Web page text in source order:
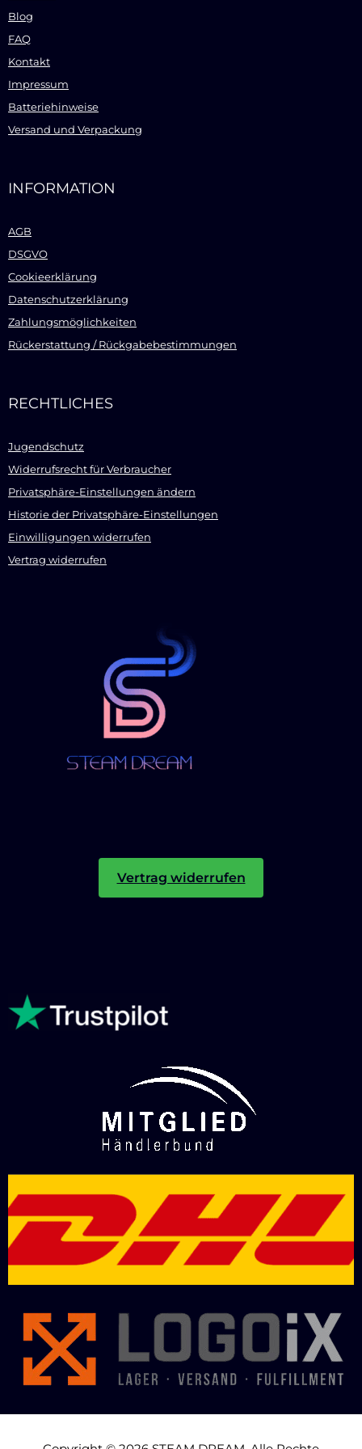
Blog
FAQ
Kontakt
Impressum
Batteriehinweise
Versand und Verpackung
INFORMATION
AGB
DSGVO
Cookieerklärung
Datenschutzerklärung
Zahlungsmöglichkeiten
Rückerstattung / Rückgabebestimmungen
RECHTLICHES
Jugendschutz
Widerrufsrecht für Verbraucher
Privatsphäre-Einstellungen ändern
Historie der Privatsphäre-Einstellungen
Einwilligungen widerrufen
Vertrag widerrufen
Vertrag widerrufen